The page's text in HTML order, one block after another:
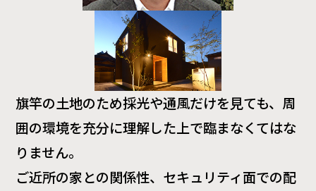
旗竿の土地のため採光や通風だけを見ても、周
囲の環境を充分に理解した上で臨まなくてはな
りません。
ご近所の家との関係性、セキュリティ面での配